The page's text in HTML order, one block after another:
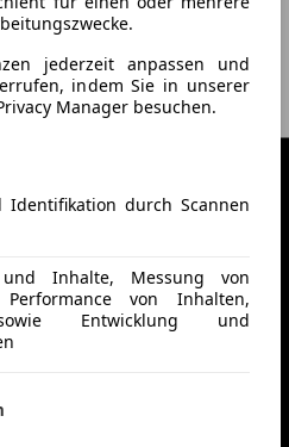
jederzeit anpassen und
indem Sie in unserer
Manager besuchen.
Identifikation durch Scannen
und Inhalte, Messung von
von Inhalten,
sowie Entwicklung und